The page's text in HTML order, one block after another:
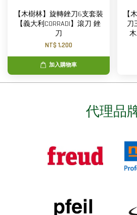
【木樹林】旋轉銼刀6支套裝
【義大利CORRADI】滾刀 銼
刀
NT$ 1,200
加入購物車
【
刀
代理品